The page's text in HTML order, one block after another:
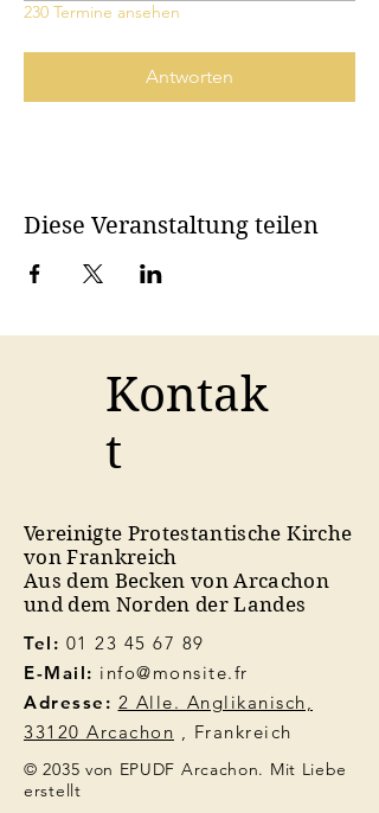
230 Termine ansehen
Antworten
Diese Veranstaltung teilen
Kontak
t
Vereinigte Protestantische Kirche
von Frankreich
Aus dem Becken von Arcachon
und dem Norden der Landes
Tel: 01 23 45 67 89
E-Mail: info@monsite.fr
Adresse: 2 Alle. Anglikanisch,
33120 Arcachon , Frankreich
© 2035 von EPUDF Arcachon. Mit Liebe
erstellt